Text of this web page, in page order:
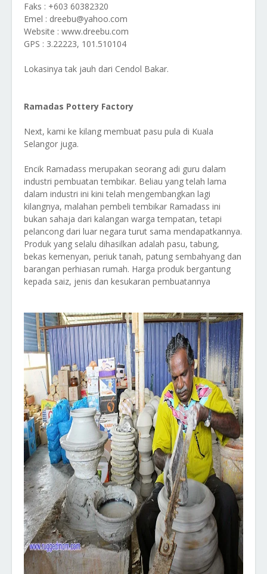
Faks : +603 60382320
Emel : dreebu@yahoo.com
Website : www.dreebu.com
GPS : 3.22223, 101.510104
Lokasinya tak jauh dari Cendol Bakar.
Ramadas Pottery Factory
Next, kami ke kilang membuat pasu pula di Kuala
Selangor juga.
Encik Ramadass merupakan seorang adi guru dalam
industri pembuatan tembikar. Beliau yang telah lama
dalam industri ini kini telah mengembangkan lagi
kilangnya, malahan pembeli tembikar Ramadass ini
bukan sahaja dari kalangan warga tempatan, tetapi
pelancong dari luar negara turut sama mendapatkannya.
Produk yang selalu dihasilkan adalah pasu, tabung,
bekas kemenyan, periuk tanah, patung sembahyang dan
barangan perhiasan rumah. Harga produk bergantung
kepada saiz, jenis dan kesukaran pembuatannya